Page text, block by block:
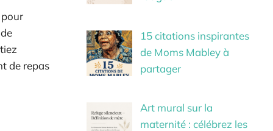
de repas
15 citations inspirantes
de Moms Mabley à
partager
Art mural sur la
maternité : célébrez les